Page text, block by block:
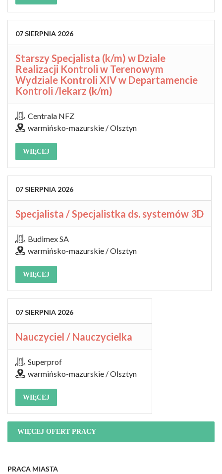
07SIERPNIA 2026
Starszy Specjalista (k/m) w Dziale
Realizacji Kontroli w Terenowym
Wydziale Kontroli XIV w Departamencie
Kontroli /lekarz (k/m)
Centrala NFZ
warmińsko-mazurskie / Olsztyn
WIĘCEJ
07SIERPNIA 2026
Specjalista / Specjalistka ds. systemów 3D
Budimex SA
warmińsko-mazurskie / Olsztyn
WIĘCEJ
07SIERPNIA 2026
Nauczyciel / Nauczycielka
Superprof
warmińsko-mazurskie / Olsztyn
WIĘCEJ
WIĘCEJ OFERT PRACY
PRACA MIASTA